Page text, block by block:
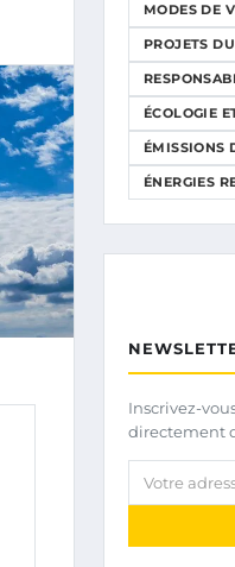
MODES DE
PROJETS
ÉCOLOGIE
ÉMISSIONS
ÉNERGIES
Inscrivez-
directement
Votre